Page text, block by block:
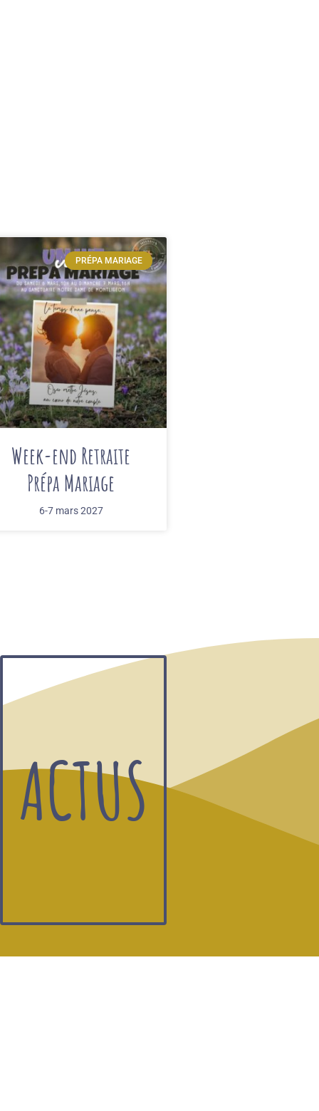
PRÉPA MARIAGE
Week-end Retraite
Prépa Mariage
6-7 mars 2027
ACTUS